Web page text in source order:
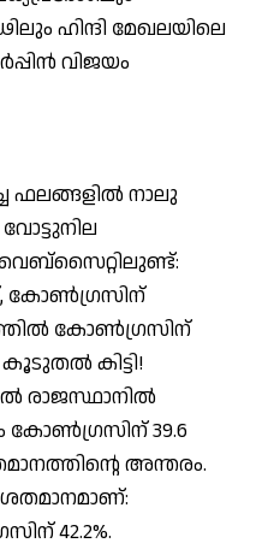
ഹിന്ദി മേഖലയിലെ
വിജയം
ഫലങ്ങളില്‍ നാലു
കോണ്‍ഗ്രസിന്
കോണ്‍ഗ്രസിന്
കൂടുതല്‍ കിട്ടി!
രാജസ്ഥാനില്‍
കോണ്‍ഗ്രസിന് 39.6
അന്തരം.
42.2%.